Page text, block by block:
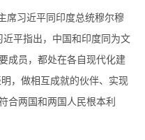
席习近平同印度总统穆尔穆
平指出，中国和印度同为文
成员，都处在各自现代化建
，做相互成就的伙伴、实现
合两国和两国人民根本利